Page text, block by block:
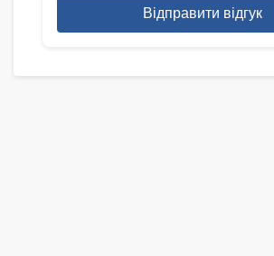
Відправити відгук